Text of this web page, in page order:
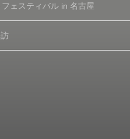
ェスティバル in 名古屋